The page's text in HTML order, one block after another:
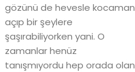
gözünü de hevesle kocaman
açıp bir şeylere
şaşırabiliyorken yani. O
zamanlar henüz
tanışmıyordu hep orada olan